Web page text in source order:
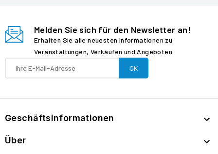
Melden Sie sich für den Newsletter an!
Erhalten Sie alle neuesten Informationen zu
Veranstaltungen, Verkäufen und Angeboten.
Geschäftsinformationen 
Über 